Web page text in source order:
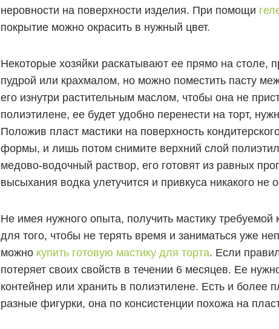
неровности на поверхности изделия. При помощи
покрытие можно окрасить в нужный цвет.
Некоторые хозяйки раскатывают ее прямо на столе,
пудрой или крахмалом, но можно поместить пасту
его изнутри растительным маслом, чтобы она не
полиэтилене, ее будет удобно перенести на торт,
Положив пласт мастики на поверхность
формы, и лишь потом снимите верхний слой
медово-водочный раствор, его готовят из равных
высыхания водка улетучится и привкуса никакого не
Не имея нужного опыта, получить мастику требуемой
для того, чтобы не терять время и заниматься уже
можно купить готовую мастику для торта. Если
потеряет своих свойств в течении 6 месяцев. Ее
контейнер или хранить в полиэтилене. Есть и более
разные фигурки, она по консистенции похожа на